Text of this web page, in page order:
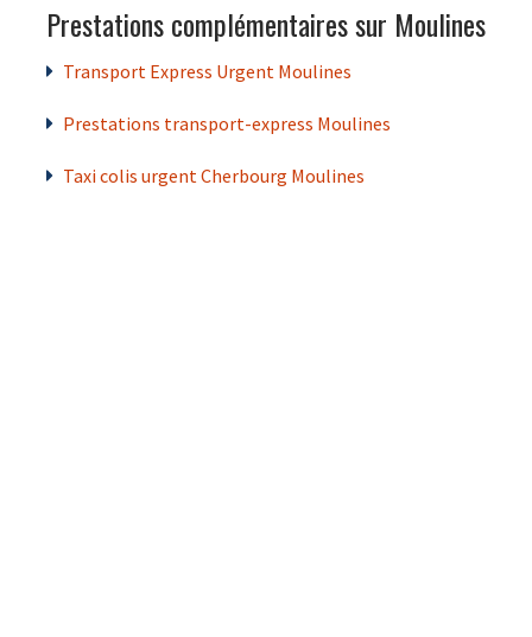
Prestations complémentaires sur Moulines
Transport Express Urgent Moulines
Prestations transport-express Moulines
Taxi colis urgent Cherbourg Moulines